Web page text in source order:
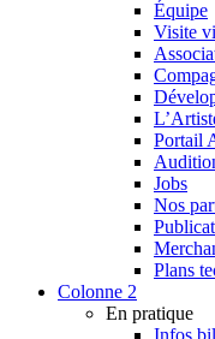
Équipe
Visite
Portail
Jobs
Nos
Plans
Colonne 2
En pratique
Infos